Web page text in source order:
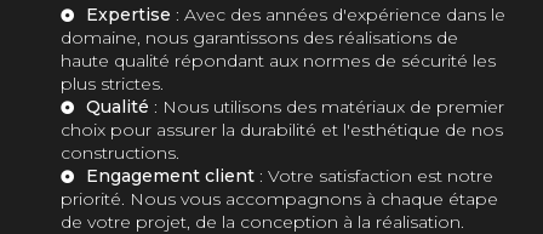
Expertise : Avec des années d'expérience dans le
domaine, nous garantissons des réalisations de
haute qualité répondant aux normes de sécurité les
plus strictes.
Qualité : Nous utilisons des matériaux de premier
choix pour assurer la durabilité et l'esthétique de nos
constructions.
Engagement client : Votre satisfaction est notre
priorité. Nous vous accompagnons à chaque étape
de votre projet, de la conception à la réalisation.